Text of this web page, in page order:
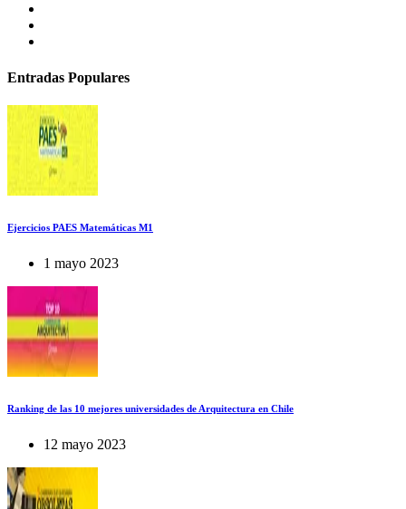
Entradas Populares
Ejercicios PAES Matemáticas M1
1 mayo 2023
Ranking de las 10 mejores universidades de Arquitectura en Chile
12 mayo 2023